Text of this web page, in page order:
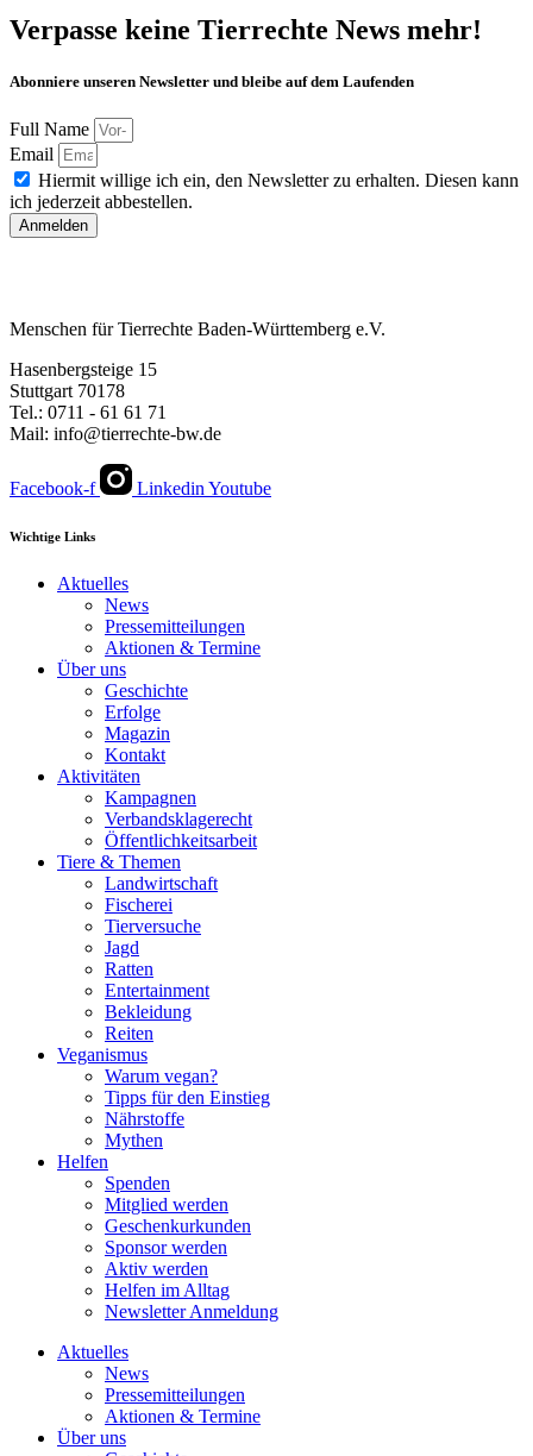
Verpasse keine Tierrechte News mehr!
Abonniere unseren Newsletter und bleibe auf dem Laufenden
Full Name
Email
Hiermit willige ich ein, den Newsletter zu erhalten. Diesen kann
ich jederzeit abbestellen.
Anmelden
Menschen für Tierrechte Baden-Württemberg e.V.
Hasenbergsteige 15
Stuttgart 70178
Tel.: 0711 - 61 61 71
Mail: info@tierrechte-bw.de
Facebook-f Linkedin Youtube
Wichtige Links
Aktuelles
News
Pressemitteilungen
Aktionen & Termine
Über uns
Geschichte
Erfolge
Magazin
Kontakt
Aktivitäten
Kampagnen
Verbandsklagerecht
Öffentlichkeitsarbeit
Tiere & Themen
Landwirtschaft
Fischerei
Tierversuche
Jagd
Ratten
Entertainment
Bekleidung
Reiten
Veganismus
Warum vegan?
Tipps für den Einstieg
Nährstoffe
Mythen
Helfen
Spenden
Mitglied werden
Geschenkurkunden
Sponsor werden
Aktiv werden
Helfen im Alltag
Newsletter Anmeldung
Aktuelles
News
Pressemitteilungen
Aktionen & Termine
Über uns